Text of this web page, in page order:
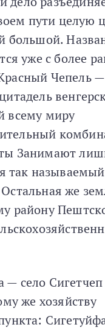
пути целую
большой.
уже с более
Чепель —
всему миру
Занимают
так называемый
же
району
— село
же хозяйству